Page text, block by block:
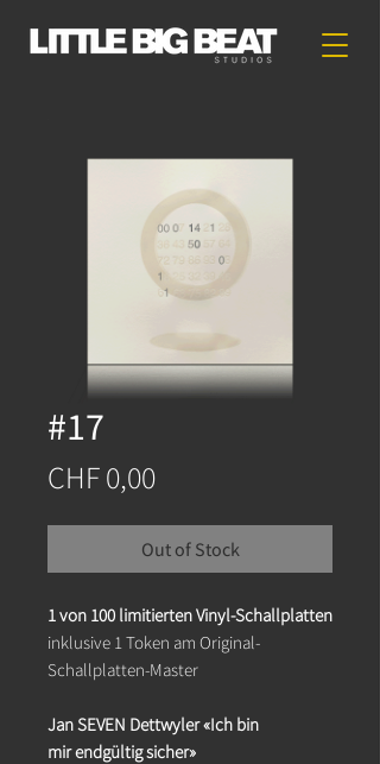
#17
CHF 0,00Price
Out of Stock
1 von 100 limitierten Vinyl-Schallplatten
inklusive 1 Token am Original-
Schallplatten-Master
Jan SEVEN Dettwyler «Ich bin
mir endgültig sicher»